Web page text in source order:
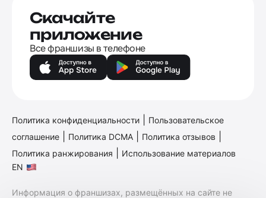
Скачайте
приложение
Все франшизы в телефоне
Политика конфиденциальности
Пользовательское
соглашение
Политика DCMA Политика отзывов
Политика ранжирования
Использование материалов
EN
Информация о франшизах, размещённых на сайте не